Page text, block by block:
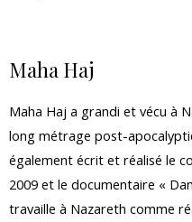
Maha Haj
Maha Haj a grandi et vécu à
long métrage post-
également écrit et réalisé le
2009 et le documentaire «
travaille à Nazareth comme